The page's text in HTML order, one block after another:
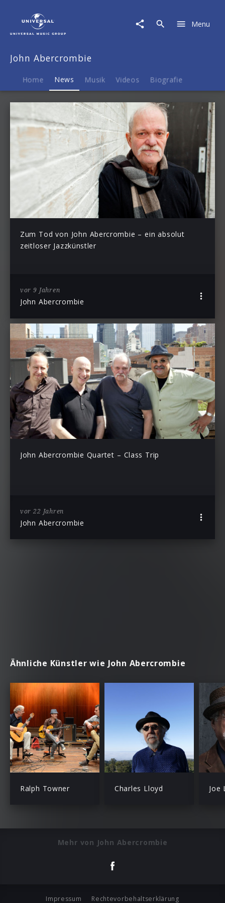
Abercrombie
News
Menu
John Abercrombie
Home News Musik Videos Biografie
Zum Tod von John Abercrombie – ein absolut
zeitloser Jazzkünstler
vor 9 Jahren
John Abercrombie
John Abercrombie Quartet – Class Trip
vor 22 Jahren
John Abercrombie
Ähnliche Künstler wie John Abercrombie
Ralph Towner Charles Lloyd Joe
Mehr von John Abercrombie
Impressum Rechtevorbehaltserklärung